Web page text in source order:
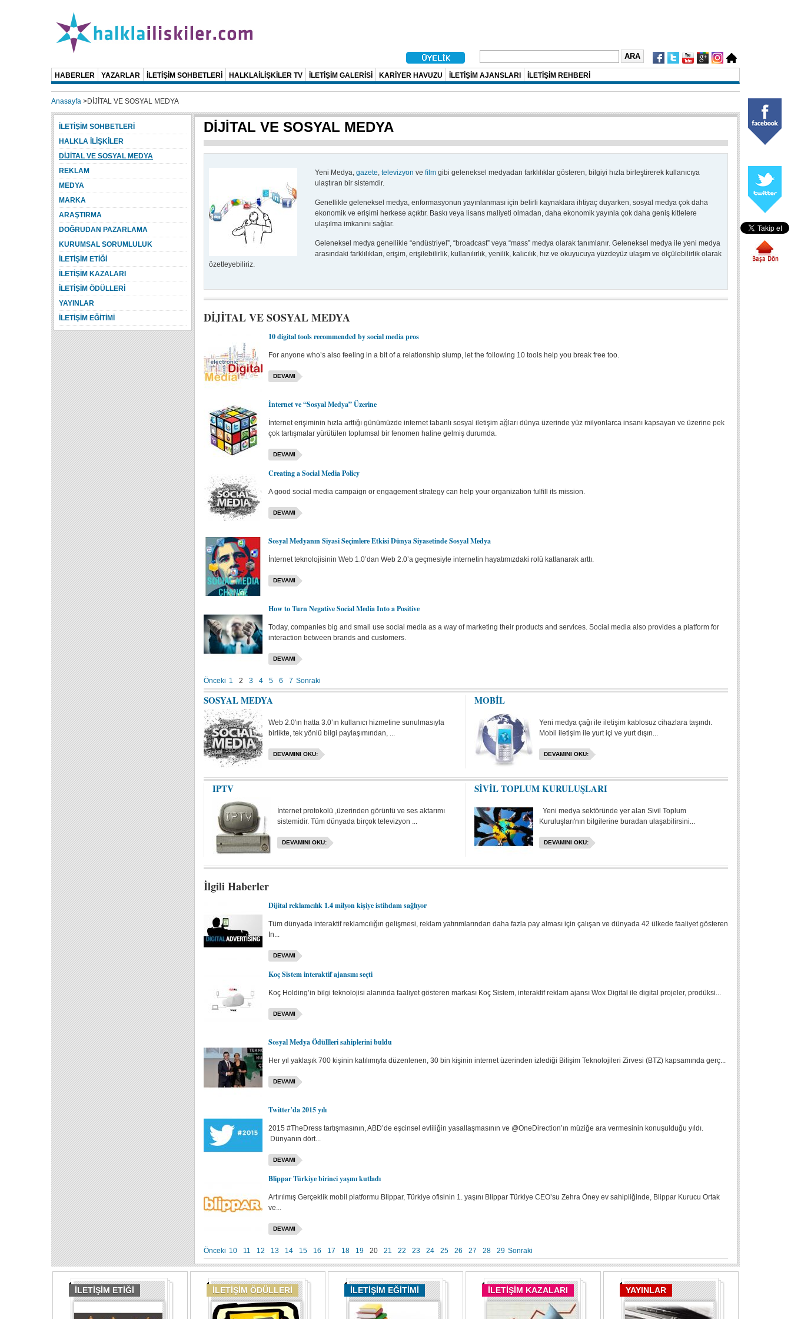
HABERLER YAZARLAR İLETİŞİM SOHBETLERİ HALKLAİLİŞKİLER TV İLETİŞİM GALERİSİ KARİYER HAVUZU İLETİŞİM AJANSLARI İLETİŞİM REHBERİ
Anasayfa >DİJİTAL VE SOSYAL MEDYA
DİJİTAL VE SOSYAL MEDYA
Yeni Medya, gazete, televizyon ve filmgibi geleneksel medyadan farklılıklar gösteren, bilgiyi hızla birleştirerek kullanıcıya
ulaştıran bir sistemdir.
Genellikle geleneksel medya, enformasyonun yayınlanması için belirli kaynaklara ihtiyaç duyarken, sosyal medya çok daha
ekonomik ve erişimi herkese açıktır. Baskı veya lisans maliyeti olmadan, daha ekonomik yayınla çok daha geniş kitlelere
ulaşılma imkanını sağlar.
Geleneksel medya genellikle “endüstriyel”, “broadcast” veya “mass” medya olarak tanımlanır. Geleneksel medya ile yeni medya
arasındaki farklılıkları, erişim, erişilebilirlik, kullanılırlık, yenilik, kalıcılık, hız ve okuyucuya yüzdeyüz ulaşım ve ölçülebilirlik olarak
özetleyebiliriz.
DİJİTAL VE SOSYAL MEDYA
10 digital tools recommended by social media pros
For anyone who’s also feeling in a bit of a relationship slump, let the following 10 tools help you break free too.
DEVAMI
İnternet ve “Sosyal Medya” Üzerine
İnternet erişiminin hızla arttığı günümüzde internet tabanlı sosyal iletişim ağları dünya üzerinde yüz milyonlarca insanı kapsayan ve üzerine pek
çok tartışmalar yürütülen toplumsal bir fenomen haline gelmiş durumda.
DEVAMI
Creating a Social Media Policy
A good social media campaign or engagement strategy can help your organization fulfill its mission.
DEVAMI
Sosyal Medyanın Siyasi Seçimlere Etkisi Dünya Siyasetinde Sosyal Medya
İnternet teknolojisinin Web 1.0’dan Web 2.0’a geçmesiyle internetin hayatımızdaki rolü katlanarak arttı.
DEVAMI
How to Turn Negative Social Media Into a Positive
Today, companies big and small use social media as a way of marketing their products and services. Social media also provides a platform for
interaction between brands and customers.
DEVAMI
Önceki 1 2 3 4 5 6 7 Sonraki
SOSYAL MEDYA
Web 2.0'ın hatta 3.0’ın kullanıcı hizmetine sunulmasıyla
birlikte, tek yönlü bilgi paylaşımından, ...
DEVAMINI OKU:
MOBİL
Yeni medya çağı ile iletişim kablosuz cihazlara taşındı.
Mobil iletişim ile yurt içi ve yurt dışın...
DEVAMINI OKU:
IPTV
İnternet protokolü ,üzerinden görüntü ve ses aktarımı
sistemidir. Tüm dünyada birçok televizyon ...
DEVAMINI OKU:
SİVİL TOPLUM KURULUŞLARI
Yeni medya sektöründe yer alan Sivil Toplum
Kuruluşları'nın bilgilerine buradan ulaşabilirsini...
DEVAMINI OKU:
İlgili Haberler
Dijital reklamcılık 1.4 milyon kişiye istihdam sağlıyor
Tüm dünyada interaktif reklamcılığın gelişmesi, reklam yatırımlarından daha fazla pay alması için çalışan ve dünyada 42 ülkede faaliyet gösteren
In...
DEVAMI
Koç Sistem interaktif ajansını seçti
Koç Holding’in bilgi teknolojisi alanında faaliyet gösteren markası Koç Sistem, interaktif reklam ajansı Wox Digital ile digital projeler, prodüksi...
DEVAMI
Sosyal Medya Ödüllleri sahiplerini buldu
Her yıl yaklaşık 700 kişinin katılımıyla düzenlenen, 30 bin kişinin internet üzerinden izlediği Bilişim Teknolojileri Zirvesi (BTZ) kapsamında gerç...
DEVAMI
Twitter’da 2015 yılı
2015 #TheDress tartışmasının, ABD’de eşcinsel evliliğin yasallaşmasının ve @OneDirection’ın müziğe ara vermesinin konuşulduğu yıldı.
Dünyanın dört...
DEVAMI
Blippar Türkiye birinci yaşını kutladı
Artırılmış Gerçeklik mobil platformu Blippar, Türkiye ofisinin 1. yaşını Blippar Türkiye CEO’su Zehra Öney ev sahipliğinde, Blippar Kurucu Ortak
ve...
DEVAMI
Önceki 10 11 12 13 14 15 16 17 18 19 20 21 22 23 24 25 26 27 28 29 Sonraki
İLETİŞİM SOHBETLERİ
HALKLA İLİŞKİLER
DİJİTAL VE SOSYAL MEDYA
REKLAM
MEDYA
MARKA
ARAŞTIRMA
DOĞRUDAN PAZARLAMA
KURUMSAL SORUMLULUK
İLETİŞİM ETİĞİ
İLETİŞİM KAZALARI
İLETİŞİM ÖDÜLLERİ
YAYINLAR
İLETİŞİM EĞİTİMİ
İLETİŞİM ETİĞİ İLETİŞİM ÖDÜLLERİ İLETİŞİM EĞİTİMİ İLETİŞİM KAZALARI YAYINLAR